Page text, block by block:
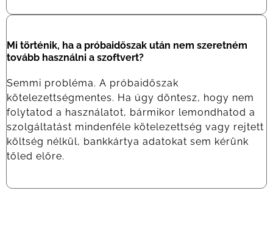
Mi történik, ha a próbaidőszak után nem szeretném
tovább használni a szoftvert?
Semmi probléma. A próbaidőszak
kötelezettségmentes. Ha úgy döntesz, hogy nem
folytatod a használatot, bármikor lemondhatod a
szolgáltatást mindenféle kötelezettség vagy rejtett
költség nélkül, bankkártya adatokat sem kérünk
tőled előre.